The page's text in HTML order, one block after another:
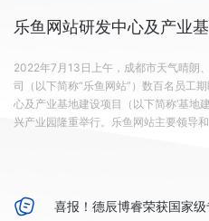
乐鱼网站研发中心及产业
2022年7月13日上午，成都市天气晴朗
司（以下简称“乐鱼网站”）数百名员工
心及产业基地建设项目（以下简称‘基地
兴产业园隆重举行。乐鱼网站主要领导
后，在政府相关部门的大力支持下，乐
完成了项目建设前期各种手续。终于在
喜报！德辰博睿荣获国家